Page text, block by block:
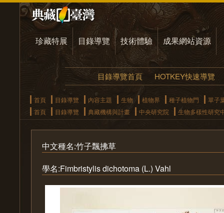
珍藏特展 目錄導覽 技術體驗 成果網站資源
目錄導覽首頁 HOTKEY快速導覽
首頁 目錄導覽 內容主題 生物 植物界 種子植物門
單子
首頁
目錄導覽 典藏機構與計畫 中央研究院 生物多樣性研究
中文種名:竹子飄拂草
學名:Fimbristylis dichotoma (L.) Vahl